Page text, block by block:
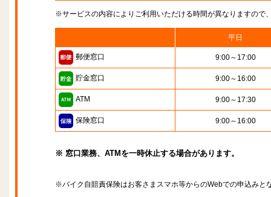
※サービスの内容によりご利用いただける時間が異なりますので
平日
郵便窓口 9:00～17:00
貯金窓口 9:00～16:00
ATM 9:00～17:30
保険窓口 9:00～16:00
※ 窓口業務、ATMを一時休止する場合があります。
※バイク自賠責保険はお客さまスマホ等からのWebでの申込みと